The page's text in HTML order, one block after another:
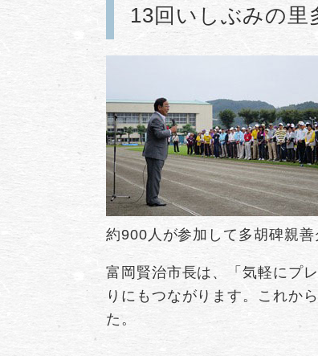
13回いしぶみの里
約900人が参加して多胡碑親善
富岡賢治市長は、「気軽にプ
りにもつながります。これか
た。